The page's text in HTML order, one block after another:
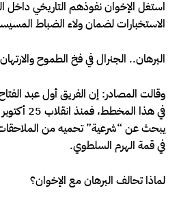
استغل الإخوان نفوذهم التاريخي داخل
الاستخبارات لضمان ولاء الضباط
البرهان.. الجنرال في فخ الطموح والارتهان
وقالت المصادر: إن الفريق أول عبد
يبحث عن “شرعية” تحميه من الملاحقات
في قمة الهرم السلطوي.
لماذا تحالف البرهان مع الإخوان؟